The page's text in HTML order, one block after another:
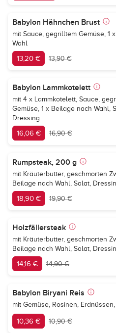
Babylon Hähnchen Brust
mit Sauce, gegrilltem Gemüse, 1
Wahl
13,20 € 13,90 €
Babylon Lammkotelett
mit 4 x Lammkotelett, Sauce,
Gemüse, 1 x Beilage nach Wahl,
Dressing
16,06 € 16,90 €
Rumpsteak, 200 g
mit Kräuterbutter, geschmorten
Beilage nach Wahl, Salat,
18,90 € 19,90 €
Holzfällersteak
mit Kräuterbutter, geschmorten
Beilage nach Wahl, Salat,
14,16 € 14,90 €
Babylon Biryani Reis
mit Gemüse, Rosinen,
10,36 € 10,90 €